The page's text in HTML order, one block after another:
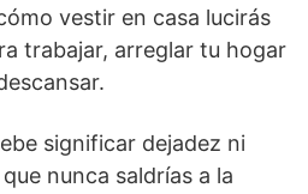
vestir en casa lucirás
trabajar, arreglar tu hogar
significar dejadez ni
nunca saldrías a la